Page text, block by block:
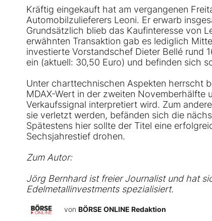
Kräftig eingekauft hat am vergangenen
Automobilzulieferers Leoni. Er erwarb
Grundsätzlich blieb das Kaufinteresse von
erwähnten Transaktion gab es lediglich
investierte Vorstandschef Dieter Bellé rund
ein (aktuell: 30,50 Euro) und befinden sich
Unter charttechnischen Aspekten herrscht
MDAX-Wert in der zweiten Novemberhälfte
Verkaufssignal interpretiert wird. Zum
sie verletzt werden, befänden sich die
Spätestens hier sollte der Titel eine
Sechsjahrestief drohen.
Zum Autor:
Jörg Bernhard ist freier Journalist und hat
Edelmetallinvestments spezialisiert.
von BÖRSE ONLINE Redaktion